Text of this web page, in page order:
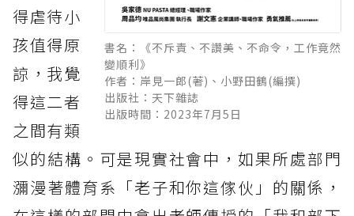
書名：《不斥責、不讚美、不命令，工作竟然
變順利》
作者：岸見一郎(著)、小野田鶴(編撰)
出版社：天下雜誌
出版時間：2023年7月5日
得虐待小
孩值得原
諒，我覺
得這二者
之間有類
似的結構。可是現實社會中，如果所處部門
瀰漫著體育系「老子和你這傢伙」的關係，